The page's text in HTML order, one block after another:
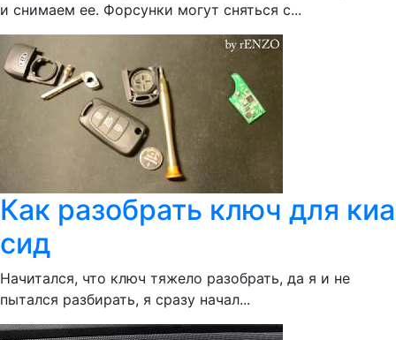
и снимаем ее. Форсунки могут сняться с...
Как разобрать ключ для киа
сид
Начитался, что ключ тяжело разобрать, да я и не
пытался разбирать, я сразу начал...